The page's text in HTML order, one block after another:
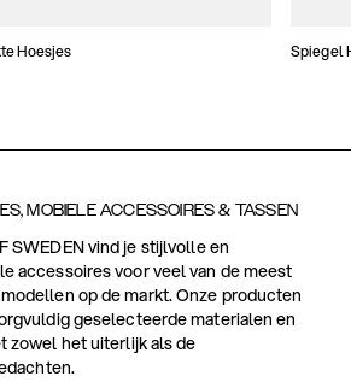
Hoesjes Spiegel
MOBIELE ACCESSOIRES & TASSEN
SWEDEN vind je stijlvolle en
accessoires voor veel van de meest
op de markt. Onze producten
geselecteerde materialen en
zowel het uiterlijk als de